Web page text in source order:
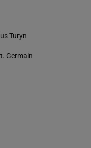
Turyn
Germain